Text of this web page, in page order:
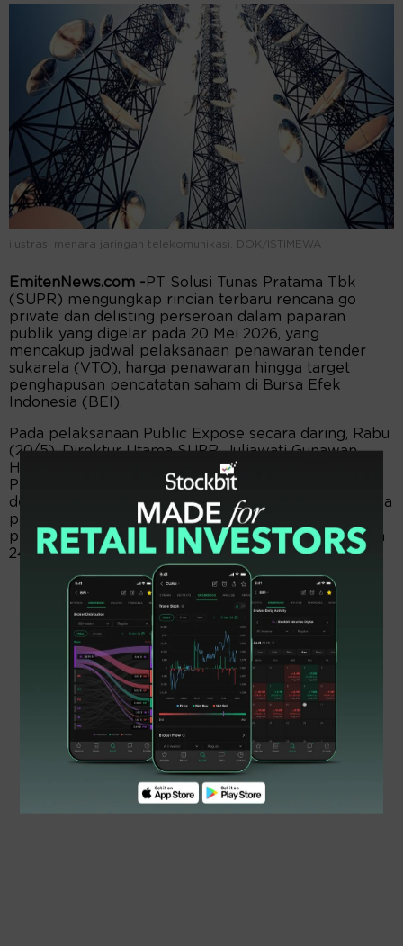
ilustrasi menara jaringan telekomunikasi. DOK/ISTIMEWA
EmitenNews.com - PT Solusi Tunas Pratama Tbk
(SUPR) mengungkap rincian terbaru rencana go
private dan delisting perseroan dalam paparan
publik yang digelar pada 20 Mei 2026, yang
mencakup jadwal pelaksanaan penawaran tender
sukarela (VTO), harga penawaran hingga target
penghapusan pencatatan saham di Bursa Efek
Indonesia (BEI).
Pada pelaksanaan Public Expose secara daring, Rabu
(20/5), Direktur Utama SUPR, Juliawati Gunawan
Halim menyebut bahwa VTO akan dilakukan PT
Profesional Telekomunikasi Indonesia (Protelindo)
dengan harga penawaran Rp45.000 per saham. Masa
penawaran tender pada 15 Juni-14 Juli 2026, dengan
pembayaran akhir ke pemegang saham dijadwalkan
24 Juli 2026.